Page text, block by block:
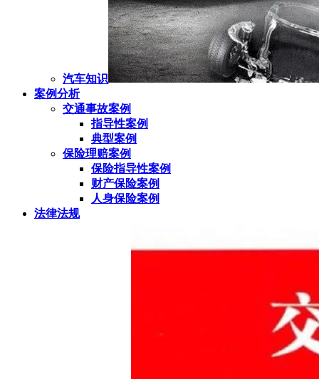
汽车知识
案例分析
交通事故案例
指导性案例
典型案例
保险理赔案例
保险指导性案例
财产保险案例
人身保险案例
法律法规